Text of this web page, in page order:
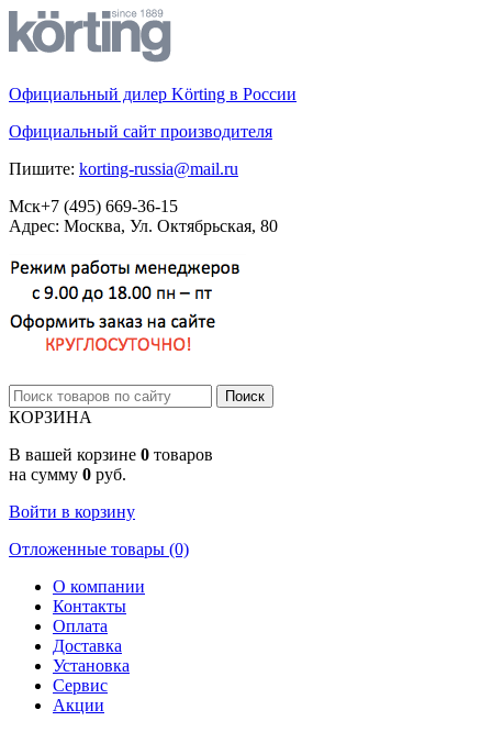
Официальный дилер Körting в России
Официальный сайт производителя
Пишите: korting-russia@mail.ru
Мск+7 (495) 669-36-15
Адрес: Москва, Ул. Октябрьская, 80
КОРЗИНА
В вашей корзине 0 товаров
на сумму 0 руб.
Войти в корзину
Отложенные товары (0)
О компании
Контакты
Оплата
Доставка
Установка
Сервис
Акции